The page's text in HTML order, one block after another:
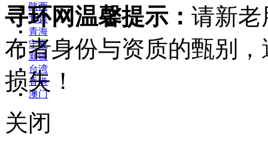
陕西
甘肃
青海
宁夏
新疆
台湾
香港
澳门
寻环网温馨提示： 请新老
布者身份与资质的甄别
损失！
关闭